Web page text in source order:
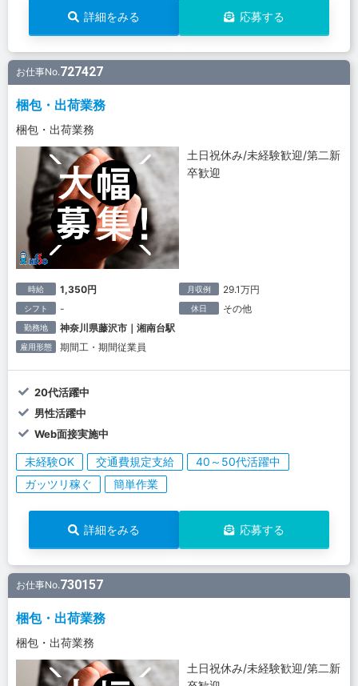
詳細をみる 応募する
お仕事No.727427
梱包・出荷業務
梱包・出荷業務
土日祝休み/未経験歓迎/第二新
卒歓迎
時給 1,350円 月収例 29.1万円
シフト - 休日 その他
勤務地 神奈川県藤沢市｜湘南台駅
雇用形態 期間工・期間従業員
20代活躍中
男性活躍中
Web面接実施中
未経験OK 交通費規定支給
40～50代活躍中
ガッツリ稼ぐ
簡単作業
詳細をみる 応募する
お仕事No.730157
梱包・出荷業務
梱包・出荷業務
土日祝休み/未経験歓迎/第二新